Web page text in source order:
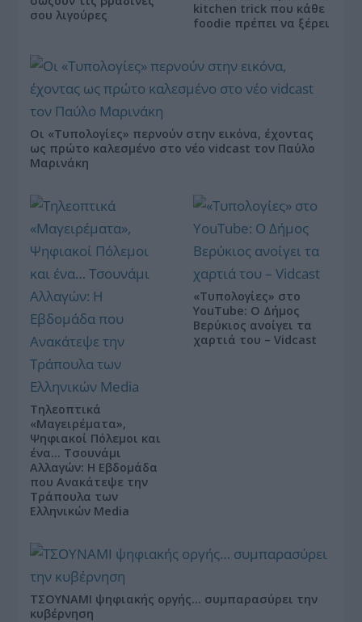
σου λιγούρες
kitchen trick που κάθε
foodie πρέπει να ξέρει
Οι «Τυπολογίες» περνούν στην εικόνα, έχοντας
ως πρώτο καλεσμένο στο νέο vidcast τον Παύλο
Μαρινάκη
Τηλεοπτικά
«Μαγειρέματα»,
Ψηφιακοί Πόλεμοι και
ένα… Τσουνάμι
Αλλαγών: Η Εβδομάδα
που Ανακάτεψε την
Τράπουλα των
Ελληνικών Media
«Τυπολογίες» στο
YouTube: Ο Δήμος
Βερύκιος ανοίγει τα
χαρτιά του – Vidcast
ΤΣΟΥΝΑΜΙ ψηφιακής οργής… συμπαρασύρει την
κυβέρνηση